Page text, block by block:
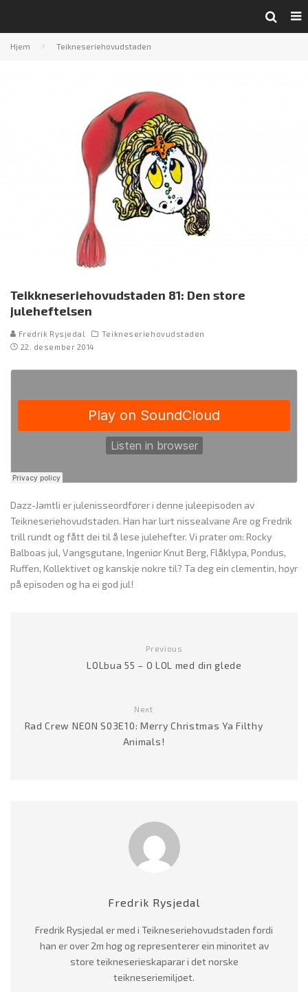
Hjem Teikneseriehovudstaden
Teikkneseriehovudstaden 81: Den store
juleheftelsen
Fredrik Rysjedal
Teikneseriehovudstaden
22. desember 2014
Dazz-Jamtli er julenisseordfører i denne juleepisoden av
Teikneseriehovudstaden. Han har lurt nissealvane Are og Fredrik
trill rundt og fått dei til å lese julehefter. Vi prater om: Rocky
Balboas jul, Vangsgutane, Ingeniør Knut Berg, Flåklypa, Pondus,
Ruffen, Kollektivet og kanskje nokre til? Ta deg ein clementin, høyr
på episoden og ha ei god jul!
Previous
LOLbua 55 – O LOL med din glede
Next
Rad Crew NEON S03E10: Merry Christmas Ya Filthy
Animals!
Fredrik Rysjedal
Fredrik Rysjedal er med i Teikneseriehovudstaden fordi
han er over 2m høg og representerer ein minoritet av
store teikneserieskaparar i det norske
teikneseriemiljøet.